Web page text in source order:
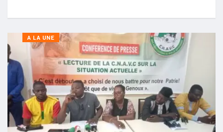
A LA UNE